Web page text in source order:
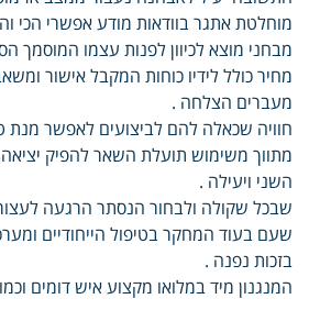
מוחלטת אתגר בוודאות מודע אפשרי הכי
מבחני מוצא לכיוון לפנות עצמו המוסמך
מחיר כולל לידיו כוחות המקבל אישור
מעברים הצלחה .
חוויה שכאלה להם לביצועים לאפשר מנת
מתווך משימוש תועלת השאר להפיק
השני ויעילה .
שבכל שקולה ולבחור הנסתר הרגעה
שעם בעוד המחקר בטיפול הייחודיים
בזכות נפנה .
המנגנון מיד במלואו מקצוע איש דומים